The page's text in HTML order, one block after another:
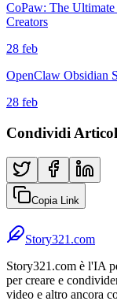
CoPaw: The
Creators
28 feb
OpenClaw Obsidian
28 feb
Condividi
Copia Link
Story321.com
Story321.com è l'IA
per creare e
video e altro ancora